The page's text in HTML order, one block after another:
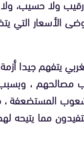
ولا حسيب،
الأسعار التي
يتفهم جيدا
مصالحهم ،
المستضعفة
مما يتيحه